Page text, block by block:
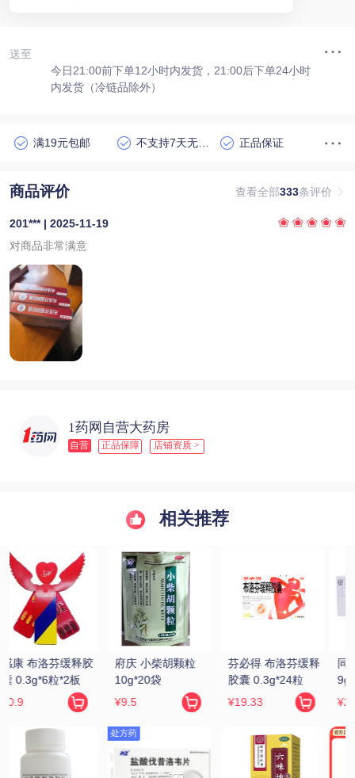
送至
今日21:00前下单12小时内发货，21:00后下单24小时
内发货（冷链品除外）
满19元包邮 正品保证
商品评价 查看全部333条评价
201*** | 2025-11-19
对商品非常满意
1药网自营大药房
自营 正品保障 店铺资质 >
相关推荐
同仁堂 锁阳固精丸
9g*10丸
¥22.4
九芝堂/芝 六味地黄
丸(浓缩丸) 200丸/
瓶
¥12.8
同仁堂 六味地黄丸
9g*10丸(大蜜丸)
¥16.9